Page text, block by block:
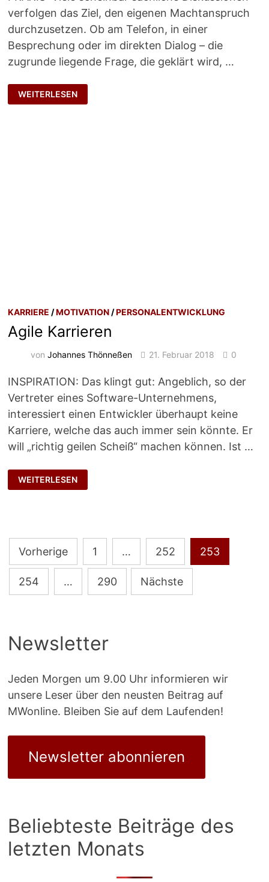
verfolgen das Ziel, den eigenen Machtanspruch
durchzusetzen. Ob am Telefon, in einer
Besprechung oder im direkten Dialog – die
zugrunde liegende Frage, die geklärt wird, …
STATUSTREFFEN
WEITERLESEN
KARRIERE /MOTIVATION /PERSONALENTWICKLUNG
Agile Karrieren
vonJohannes Thönneßen 21. Februar 2018 0
INSPIRATION: Das klingt gut: Angeblich, so der
Vertreter eines Software-Unternehmens,
interessiert einen Entwickler überhaupt keine
Karriere, welche das auch immer sein könnte. Er
will „richtig geilen Scheiß“ machen können. Ist …
AGILE
KARRIEREN
WEITERLESEN
Seitennummerierung
der
Beiträge
Vorherige 1 … 252 253
254 … 290 Nächste
Newsletter
Jeden Morgen um 9.00 Uhr informieren wir
unsere Leser über den neusten Beitrag auf
MWonline. Bleiben Sie auf dem Laufenden!
Newsletter abonnieren
Beliebteste Beiträge des
letzten Monats